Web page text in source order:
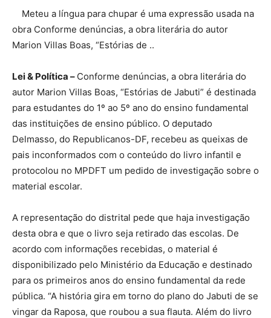
Meteu a língua para chupar é uma expressão usada na
obra Conforme denúncias, a obra literária do autor
Marion Villas Boas, “Estórias de ..
Lei & Política – Conforme denúncias, a obra literária do
autor Marion Villas Boas, “Estórias de Jabuti” é destinada
para estudantes do 1º ao 5º ano do ensino fundamental
das instituições de ensino público. O deputado
Delmasso, do Republicanos-DF, recebeu as queixas de
pais inconformados com o conteúdo do livro infantil e
protocolou no MPDFT um pedido de investigação sobre o
material escolar.
A representação do distrital pede que haja investigação
desta obra e que o livro seja retirado das escolas. De
acordo com informações recebidas, o material é
disponibilizado pelo Ministério da Educação e destinado
para os primeiros anos do ensino fundamental da rede
pública. “A história gira em torno do plano do Jabuti de se
vingar da Raposa, que roubou a sua flauta. Além do livro